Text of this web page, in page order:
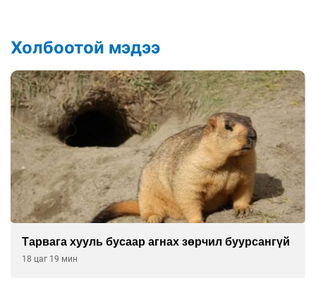
Холбоотой мэдээ
Тарвага хууль бусаар агнах зөрчил буурсангүй
18 цаг 19 мин